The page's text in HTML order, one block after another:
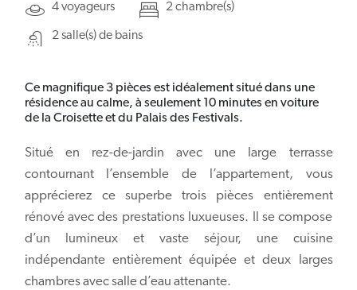
4 voyageurs 2 chambre(s)
2 salle(s) de bains
Ce magnifique 3 pièces est idéalement situé dans une
résidence au calme, à seulement 10 minutes en voiture
de la Croisette et du Palais des Festivals.
Situé en rez-de-jardin avec une large terrasse
contournant l’ensemble de l’appartement, vous
apprécierez ce superbe trois pièces entièrement
rénové avec des prestations luxueuses. Il se compose
d’un lumineux et vaste séjour, une cuisine
indépendante entièrement équipée et deux larges
chambres avec salle d’eau attenante.